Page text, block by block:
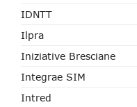
IDNTT
Ilpra
Iniziative Bresciane
Integrae SIM
Intred